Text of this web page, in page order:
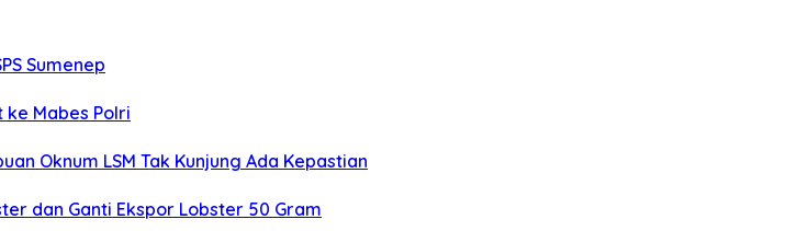
Sumenep
ke Mabes Polri
Oknum LSM Tak Kunjung Ada Kepastian
dan Ganti Ekspor Lobster 50 Gram